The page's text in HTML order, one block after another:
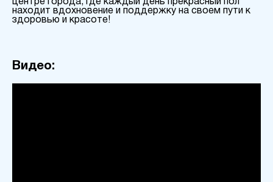
находит вдохновение и поддержку на своем пути к
здоровью и красоте!
Видео: